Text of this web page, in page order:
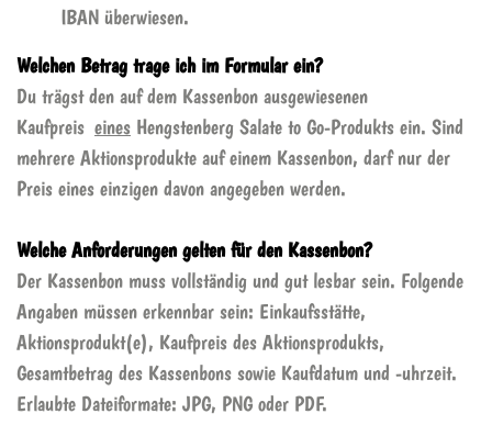
IBAN überwiesen.
Welchen Betrag trage ich im Formular ein?
Du trägst den auf dem Kassenbon ausgewiesenen
Kaufpreis eines Hengstenberg Salate to Go-Produkts ein. Sind
mehrere Aktionsprodukte auf einem Kassenbon, darf nur der
Preis eines einzigen davon angegeben werden.
Welche Anforderungen gelten für den Kassenbon?
Der Kassenbon muss vollständig und gut lesbar sein. Folgende
Angaben müssen erkennbar sein: Einkaufsstätte,
Aktionsprodukt(e), Kaufpreis des Aktionsprodukts,
Gesamtbetrag des Kassenbons sowie Kaufdatum und -uhrzeit.
Erlaubte Dateiformate: JPG, PNG oder PDF.